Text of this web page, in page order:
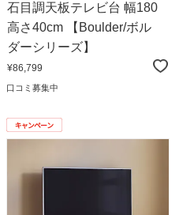
石目調天板テレビ台 幅180
高さ40cm 【Boulder/ボル
ダーシリーズ】
¥86,799
口コミ募集中